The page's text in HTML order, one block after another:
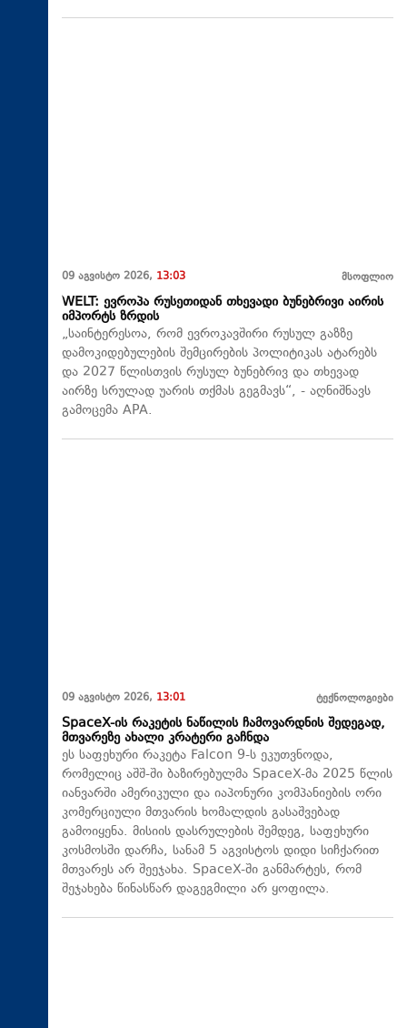
09 აგვისტო 2026, 13:03 მსოფლიო
WELT: ევროპა რუსეთიდან თხევადი ბუნებრივი აირის
იმპორტს ზრდის
„საინტერესოა, რომ ევროკავშირი რუსულ გაზზე
დამოკიდებულების შემცირების პოლიტიკას ატარებს
და 2027 წლისთვის რუსულ ბუნებრივ და თხევად
აირზე სრულად უარის თქმას გეგმავს“, - აღნიშნავს
გამოცემა APA.
09 აგვისტო 2026, 13:01 ტექნოლოგიები
SpaceX-ის რაკეტის ნაწილის ჩამოვარდნის შედეგად,
მთვარეზე ახალი კრატერი გაჩნდა
ეს საფეხური რაკეტა Falcon 9-ს ეკუთვნოდა,
რომელიც აშშ-ში ბაზირებულმა SpaceX-მა 2025 წლის
იანვარში ამერიკული და იაპონური კომპანიების ორი
კომერციული მთვარის ხომალდის გასაშვებად
გამოიყენა. მისიის დასრულების შემდეგ, საფეხური
კოსმოსში დარჩა, სანამ 5 აგვისტოს დიდი სიჩქარით
მთვარეს არ შეეჯახა.​ SpaceX-ში განმარტეს, რომ
შეჯახება წინასწარ დაგეგმილი არ ყოფილა.